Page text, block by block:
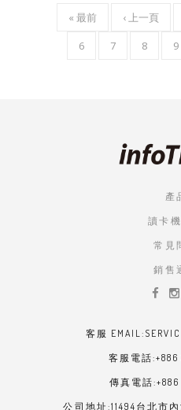
Pagination
FIRST
« 最前
PREVIOUS
‹ 上一頁
頁
6
頁
7
頁
8
頁
9
產
讀卡
常見
銷售
客服
客服電話
傳真電話
公司地址:11494台北市